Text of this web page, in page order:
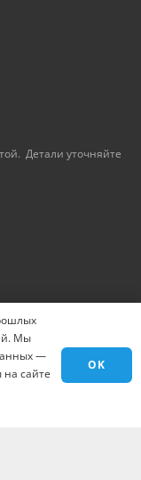
Детали уточняйте
Мы
—
сайте
OK